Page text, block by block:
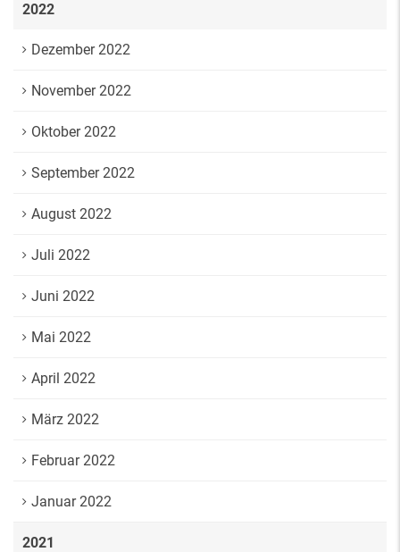
2022
Dezember 2022
November 2022
Oktober 2022
September 2022
August 2022
Juli 2022
Juni 2022
Mai 2022
April 2022
März 2022
Februar 2022
Januar 2022
2021